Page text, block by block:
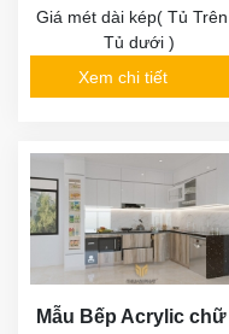
Giá mét dài kép( Tủ
Tủ dưới )
Xem chi tiết
Mẫu Bếp Acrylic